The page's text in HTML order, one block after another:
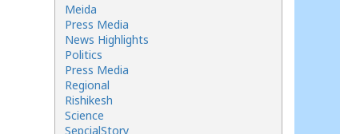
Meida
Press Media
News Highlights
Politics
Press Media
Regional
Rishikesh
Science
SepcialStory